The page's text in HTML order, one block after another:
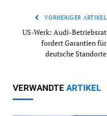
VORHERIGER ARTIKEL
US-Werk: Audi-Betriebsrat
fordert Garantien für
deutsche Standorte
VERWANDTE ARTIKEL